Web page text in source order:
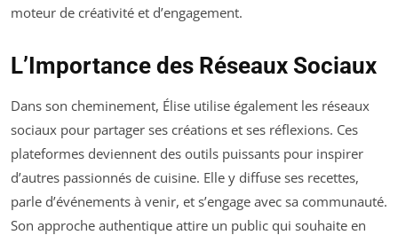
moteur de créativité et d’engagement.
L’Importance des Réseaux Sociaux
Dans son cheminement, Élise utilise également les réseaux
sociaux pour partager ses créations et ses réflexions. Ces
plateformes deviennent des outils puissants pour inspirer
d’autres passionnés de cuisine. Elle y diffuse ses recettes,
parle d’événements à venir, et s’engage avec sa communauté.
Son approche authentique attire un public qui souhaite en